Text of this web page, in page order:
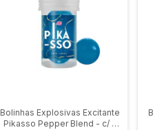
Bolinhas Explosivas Excitante
Pikasso Pepper Blend - c/ 2